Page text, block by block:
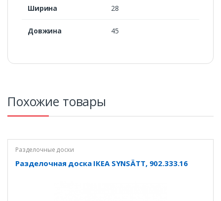
Ширина 28
Довжина 45
Похожие товары
Разделочные доски
Разделочная доска ІКЕА SYNSÄTT, 902.333.16